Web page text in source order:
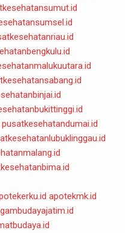
pusatkesehatandumai.id
apotekmk.id